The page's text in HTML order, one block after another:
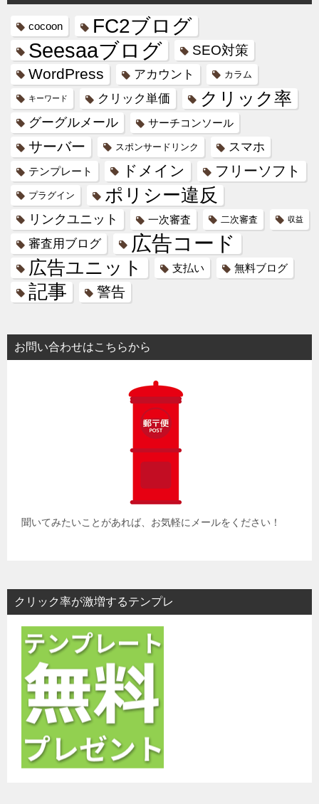
cocoon FC2ブログ
Seesaaブログ SEO対策
WordPress アカウント カラム
キーワード クリック単価 クリック率
グーグルメール サーチコンソール
サーバー スポンサードリンク スマホ
テンプレート ドメイン フリーソフト
プラグイン ポリシー違反
リンクユニット 一次審査 二次審査 収益
審査用ブログ 広告コード
広告ユニット 支払い 無料ブログ
記事 警告
お問い合わせはこちらから
聞いてみたいことがあれば、お気軽にメールをください！
クリック率が激増するテンプレ